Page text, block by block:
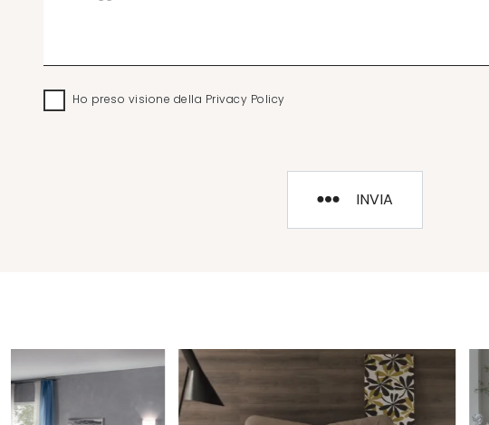
Ho preso visione della Privacy Policy
INVIA